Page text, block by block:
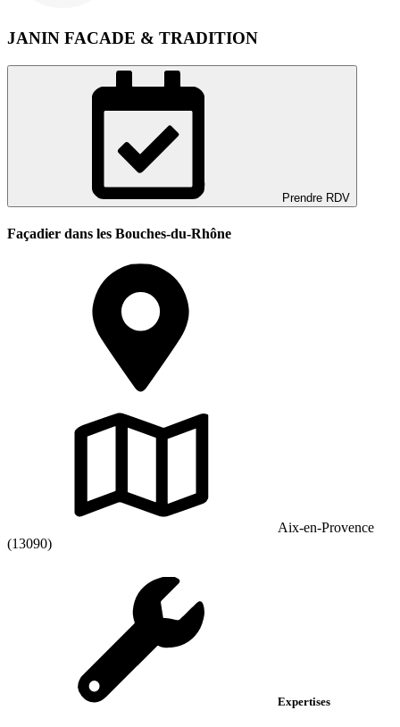
JANIN FACADE & TRADITION
Prendre RDV
Façadier dans les Bouches-du-Rhône
Aix-en-Provence
(13090)
Expertises